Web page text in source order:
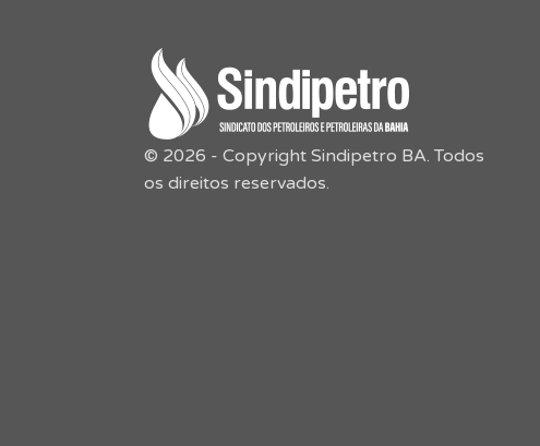
© 2026 - Copyright Sindipetro BA. Todos
os direitos reservados.